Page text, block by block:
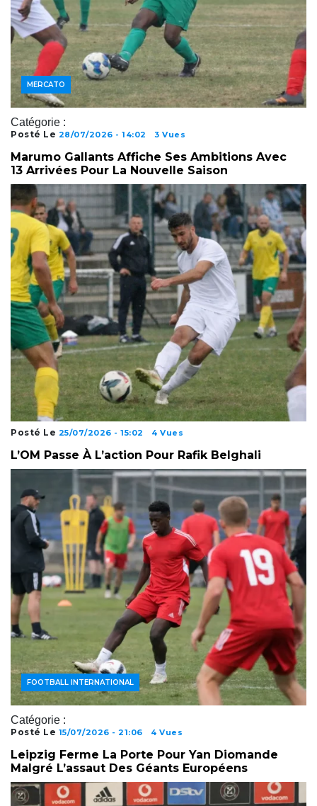
Catégorie :
JOUEURS
MERCATO
Posté Le 28/07/2026 - 14:02 3 Vues
Marumo Gallants Affiche Ses Ambitions Avec
13 Arrivées Pour La Nouvelle Saison
Posté Le 25/07/2026 - 15:02 4 Vues
L’OM Passe À L’action Pour Rafik Belghali
Catégorie :
FOOTBALL INTERNATIONAL
Posté Le 15/07/2026 - 21:06 4 Vues
Leipzig Ferme La Porte Pour Yan Diomande
Malgré L’assaut Des Géants Européens